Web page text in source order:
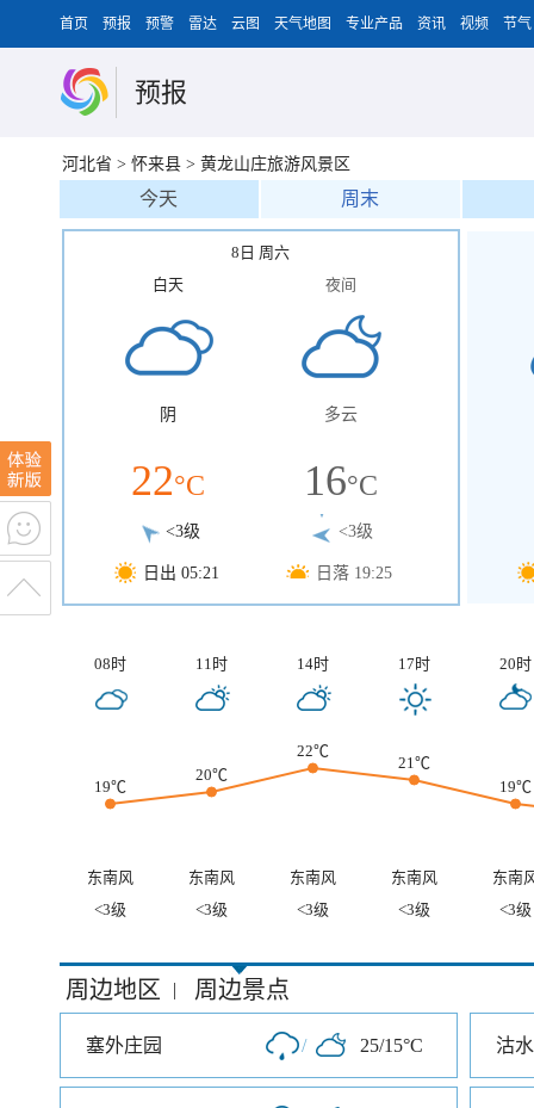
首页 预报 预警 雷达 云图 天气地图 专业产品 资讯 视频 节气
预报
河北省 > 怀来县 > 黄龙山庄旅游风景区
今天 周末
8日 周六
白天
阴
22°C
<3级
日出 05:21
夜间
多云
16°C
<3级
日落 19:25
08时 11时 14时 17时 20时
19℃
20℃
22℃
21℃
19℃
东南风 东南风 东南风 东南风
东南
<3级
<3级 <3级 <3级 <3级
周边地区 | 周边景点
塞外庄园 / 25/15°C 沽